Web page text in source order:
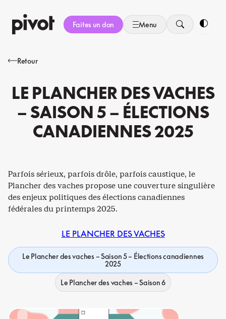
au
contenu
Faites un don Menu
Retour
LE PLANCHER DES VACHES
– SAISON 5 – ÉLECTIONS
CANADIENNES 2025
Parfois sérieux, parfois drôle, parfois caustique, le
Plancher des vaches propose une couverture singulière
des enjeux politiques des élections canadiennes
fédérales du printemps 2025.
LE PLANCHER DES VACHES
Le Plancher des vaches – Saison 5 – Élections canadiennes
2025
Le Plancher des vaches – Saison 6